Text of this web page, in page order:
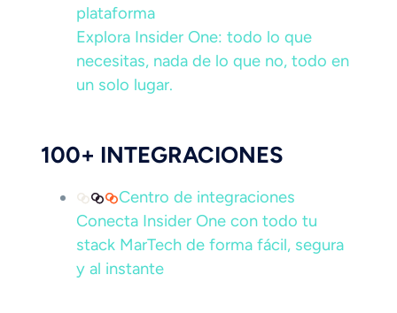
plataforma
Explora Insider One: todo lo que
necesitas, nada de lo que no, todo en
un solo lugar.
100+ INTEGRACIONES
Centro de integraciones
Conecta Insider One con todo tu
stack MarTech de forma fácil, segura
y al instante